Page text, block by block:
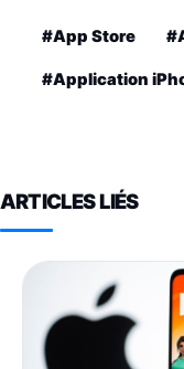
#App Store
#Application
ARTICLES LIÉS